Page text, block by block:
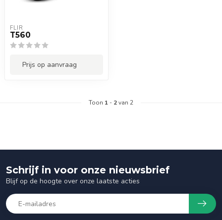
FLIR
T560
Prijs op aanvraag
Toon 1 - 2van 2
Schrijf in voor onze nieuwsbrief
Blijf op de hoogte over onze laatste acties